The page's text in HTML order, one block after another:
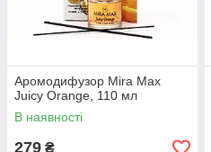
Аромодифузор Mira Max
Juicy Orange, 110 мл
В наявності
279 ₴